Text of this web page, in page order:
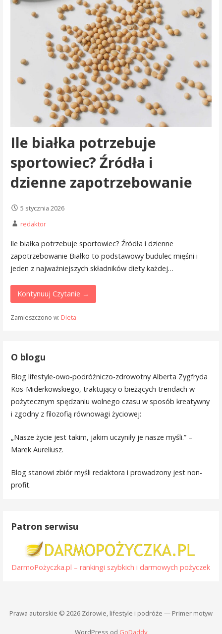
Ile białka potrzebuje
sportowiec? Źródła i
dzienne zapotrzebowanie
5 stycznia 2026
redaktor
Ile białka potrzebuje sportowiec? Źródła i dzienne
zapotrzebowanie Białko to podstawowy budulec mięśni i
jeden z najważniejszych składników diety każdej…
Kontynuuj Czytanie →
Zamieszczono w: Dieta
O blogu
Blog lifestyle-owo-podróżniczo-zdrowotny Alberta Zygfryda
Kos-Miderkowskiego, traktujący o bieżących trendach w
pożytecznym spędzaniu wolnego czasu w sposób kreatywny
i zgodny z filozofią równowagi życiowej:
„Nasze życie jest takim, jakim uczyniły je nasze myśli.” –
Marek Aureliusz.
Blog stanowi zbiór myśli redaktora i prowadzony jest non-
profit.
Patron serwisu
DarmoPożyczka.pl – rankingi szybkich i darmowych pożyczek
Prawa autorskie © 2026 Zdrowie, lifestyle i podróże — Primer motyw
WordPress od GoDaddy